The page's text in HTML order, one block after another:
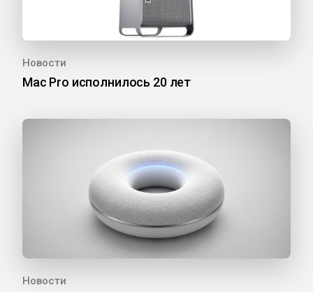
Новости
Mac Pro исполнилось 20 лет
Новости